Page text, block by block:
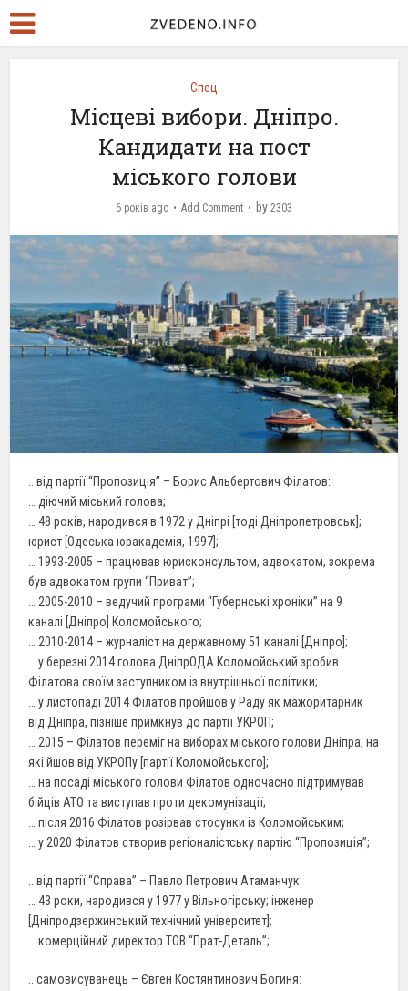
Спец
Місцеві вибори. Дніпро.
Кандидати на пост
міського голови
6 років ago Add Comment by 2303
.. від партії “Пропозиція” – Борис Альбертович Філатов:
… діючий міський голова;
… 48 років, народився в 1972 у Дніпрі [тоді Дніпропетровськ];
юрист [Одеська юракадемія, 1997];
… 1993-2005 – працював юрисконсультом, адвокатом, зокрема
був адвокатом групи “Приват”;
… 2005-2010 – ведучий програми “Губернські хроніки” на 9
каналі [Дніпро] Коломойського;
… 2010-2014 – журналіст на державному 51 каналі [Дніпро];
… у березні 2014 голова ДніпрОДА Коломойський зробив
Філатова своїм заступником із внутрішньої політики;
… у листопаді 2014 Філатов пройшов у Раду як мажоритарник
від Дніпра, пізніше примкнув до партії УКРОП;
… 2015 – Філатов переміг на виборах міського голови Дніпра, на
які йшов від УКРОПу [партії Коломойського];
… на посаді міського голови Філатов одночасно підтримував
бійців АТО та виступав проти декомунізації;
… після 2016 Філатов розірвав стосунки із Коломойським;
… у 2020 Філатов створив регіоналістську партію “Пропозиція”;
.. від партії “Справа” – Павло Петрович Атаманчук:
… 43 роки, народився у 1977 у Вільногірську; інженер
[Дніпродзержинський технічний університет];
… комерційний директор ТОВ “Прат-Деталь”;
.. самовисуванець – Євген Костянтинович Богиня: